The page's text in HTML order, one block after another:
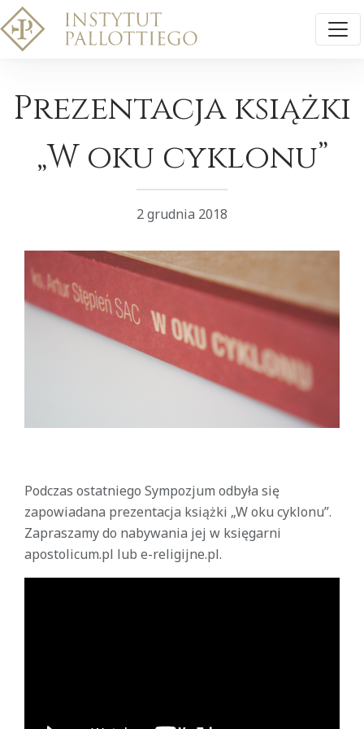
Prezentacja książki
„W oku cyklonu”
2 grudnia 2018
Podczas ostatniego Sympozjum odbyła się
zapowiadana prezentacja książki „W oku cyklonu”.
Zapraszamy do nabywania jej w księgarni
apostolicum.pl lub e-religijne.pl.